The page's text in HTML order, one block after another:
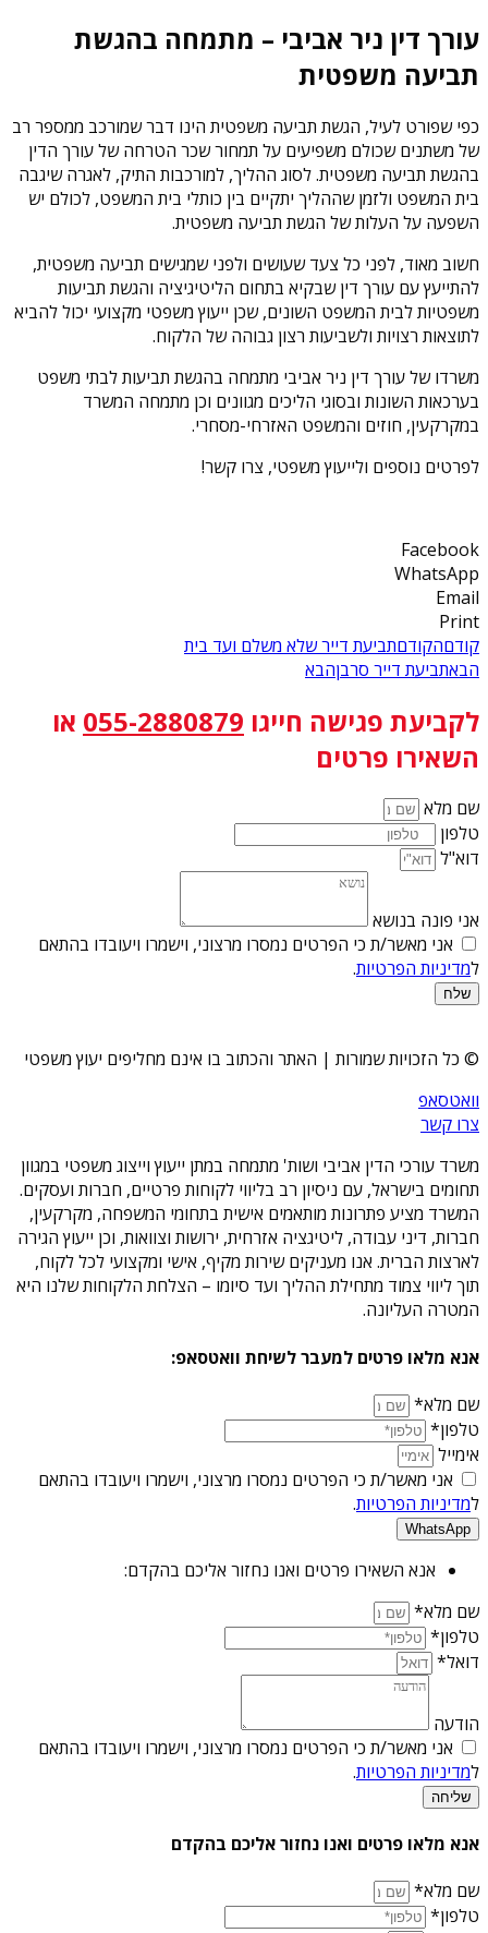
עורך דין ניר אביבי – מתמחה בהגשת
תביעה משפטית
כפי שפורט לעיל, הגשת תביעה משפטית הינו דבר שמורכב ממספר רב
של משתנים שכולם משפיעים על תמחור שכר הטרחה של עורך הדין
בהגשת תביעה משפטית. לסוג ההליך, למורכבות התיק, לאגרה שיגבה
בית המשפט ולזמן שההליך יתקיים בין כותלי בית המשפט, לכולם יש
השפעה על העלות של הגשת תביעה משפטית.
חשוב מאוד, לפני כל צעד שעושים ולפני שמגישים תביעה משפטית,
להתייעץ עם עורך דין שבקיא בתחום הליטיגיציה והגשת תביעות
משפטיות לבית המשפט השונים, שכן ייעוץ משפטי מקצועי יכול להביא
לתוצאות רצויות ולשביעות רצון גבוהה של הלקוח.
משרדו של עורך דין ניר אביבי מתמחה בהגשת תביעות לבתי משפט
בערכאות השונות ובסוגי הליכים מגוונים וכן מתמחה המשרד
במקרקעין, חוזים והמשפט האזרחי-מסחרי.
לפרטים נוספים ולייעוץ משפטי, צרו קשר!
Facebook
WhatsApp
Email
Print
קודםהקודםתביעת דייר שלא משלם ועד בית
הבאתביעת דייר סרבןהבא
לקביעת פגישה חייגו 055-2880879 או
השאירו פרטים
שם מלא
טלפון
דוא"ל
אני פונה בנושא
אני מאשר/ת כי הפרטים נמסרו מרצוני, וישמרו ויעובדו בהתאם
למדיניות הפרטיות.
שלח
© כל הזכויות שמורות | האתר והכתוב בו אינם מחליפים יעוץ משפטי
וואטסאפ
צרו קשר
משרד עורכי הדין אביבי ושות' מתמחה במתן ייעוץ וייצוג משפטי במגוון
תחומים בישראל, עם ניסיון רב בליווי לקוחות פרטיים, חברות ועסקים.
המשרד מציע פתרונות מותאמים אישית בתחומי המשפחה, מקרקעין,
חברות, דיני עבודה, ליטיגציה אזרחית, ירושות וצוואות, וכן ייעוץ הגירה
לארצות הברית. אנו מעניקים שירות מקיף, אישי ומקצועי לכל לקוח,
תוך ליווי צמוד מתחילת ההליך ועד סיומו – הצלחת הלקוחות שלנו היא
המטרה העליונה.
אנא מלאו פרטים למעבר לשיחת וואטסאפ:
שם מלא*
טלפון*
אימייל
אני מאשר/ת כי הפרטים נמסרו מרצוני, וישמרו ויעובדו בהתאם
למדיניות הפרטיות.
WhatsApp
אנא השאירו פרטים ואנו נחזור אליכם בהקדם:
שם מלא*
טלפון*
דואל*
הודעה
אני מאשר/ת כי הפרטים נמסרו מרצוני, וישמרו ויעובדו בהתאם
למדיניות הפרטיות.
שליחה
אנא מלאו פרטים ואנו נחזור אליכם בהקדם
שם מלא*
טלפון*